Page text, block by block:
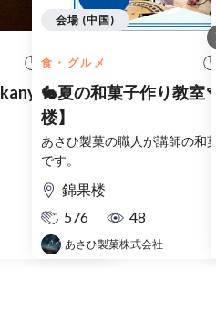
12:00 開始
食・グルメ
🐇夏の和菓子作り教室
楼】
あさひ製菓の職人が講師の和
です。
錦果楼
576
48
あさひ製菓株式会社
会場 (中国)